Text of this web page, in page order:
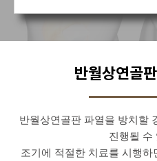
반월상연골
반월상연골판 파열을 방치할
진행될 수
조기에 적절한 치료를 시행